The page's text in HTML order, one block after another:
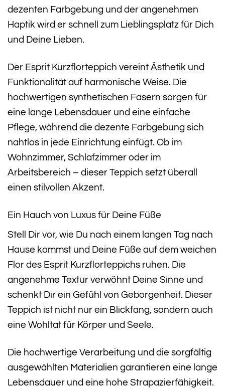
dezenten Farbgebung und der angenehmen
Haptik wird er schnell zum Lieblingsplatz für Dich
und Deine Lieben.
Der Esprit Kurzflorteppich vereint Ästhetik und
Funktionalität auf harmonische Weise. Die
hochwertigen synthetischen Fasern sorgen für
eine lange Lebensdauer und eine einfache
Pflege, während die dezente Farbgebung sich
nahtlos in jede Einrichtung einfügt. Ob im
Wohnzimmer, Schlafzimmer oder im
Arbeitsbereich – dieser Teppich setzt überall
einen stilvollen Akzent.
Ein Hauch von Luxus für Deine Füße
Stell Dir vor, wie Du nach einem langen Tag nach
Hause kommst und Deine Füße auf dem weichen
Flor des Esprit Kurzflorteppichs ruhen. Die
angenehme Textur verwöhnt Deine Sinne und
schenkt Dir ein Gefühl von Geborgenheit. Dieser
Teppich ist nicht nur ein Blickfang, sondern auch
eine Wohltat für Körper und Seele.
Die hochwertige Verarbeitung und die sorgfältig
ausgewählten Materialien garantieren eine lange
Lebensdauer und eine hohe Strapazierfähigkeit.